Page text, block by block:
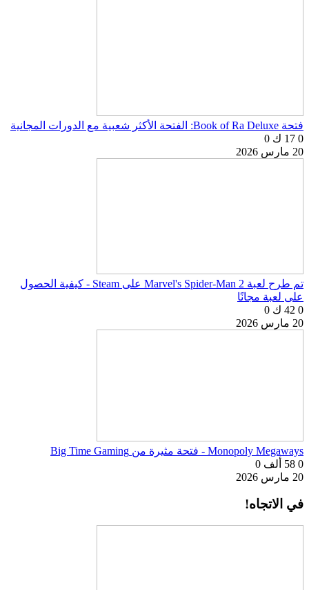
فتحة Book of Ra Deluxe: الفتحة الأكثر شعبية مع الدورات المجانية
0 17 ك
0
20 مارس 2026
تم طرح لعبة Marvel's Spider-Man 2 على Steam - كيفية الحصول
على لعبة مجانًا
0 42 ك
0
20 مارس 2026
Monopoly Megaways - فتحة مثيرة من Big Time Gaming
0 58 ألف
0
20 مارس 2026
في الاتجاه!